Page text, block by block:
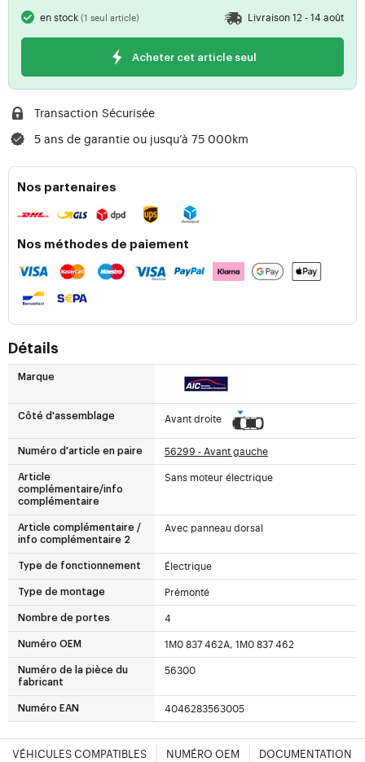
en stock(1 seul article) Livraison 12 - 14 août
Acheter cet article seul
Transaction Sécurisée
5 ans de garantie ou jusqu’à 75 000km
Nos partenaires
Nos méthodes de paiement
Détails
Marque
Côté d'assemblage Avant droite
Numéro d'article en paire 56299 - Avant gauche
Article
complémentaire/info
complémentaire
Sans moteur électrique
Article complémentaire /
info complémentaire 2
Avec panneau dorsal
Type de fonctionnement Électrique
Type de montage Prémonté
Nombre de portes 4
Numéro OEM 1M0 837 462A, 1M0 837 462
Numéro de la pièce du
fabricant
56300
Numéro EAN 4046283563005
VÉHICULES COMPATIBLES NUMÉRO OEM DOCUMENTATION